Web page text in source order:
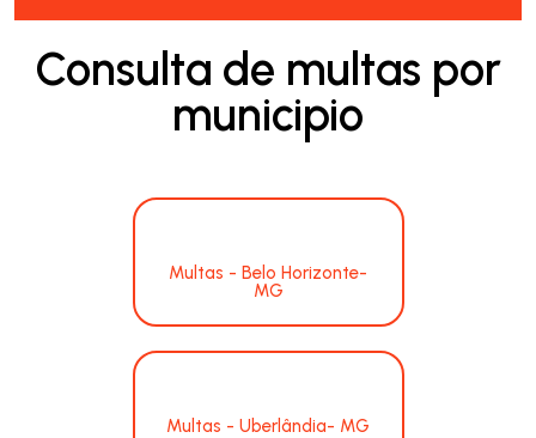
Consulta de multas por
municipio
Multas - Belo Horizonte-
MG
Multas - Uberlândia- MG